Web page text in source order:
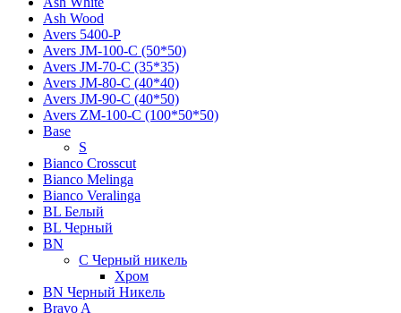
Ash Wood
Avers 5400-P
Avers JМ-100-С (50*50)
Avers JМ-70-С (35*35)
Avers JМ-80-С (40*40)
Avers JМ-90-С (40*50)
Avers ZM-100-С (100*50*50)
Base
S
Bianco Crosscut
Bianco Melinga
Bianco Veralinga
BL Белый
BL Черный
BN
C Черный никель
Хром
BN Черный Никель
Bravo A